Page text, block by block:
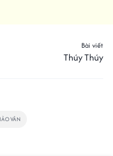
Bài viết
Thúy Thúy
VÂN